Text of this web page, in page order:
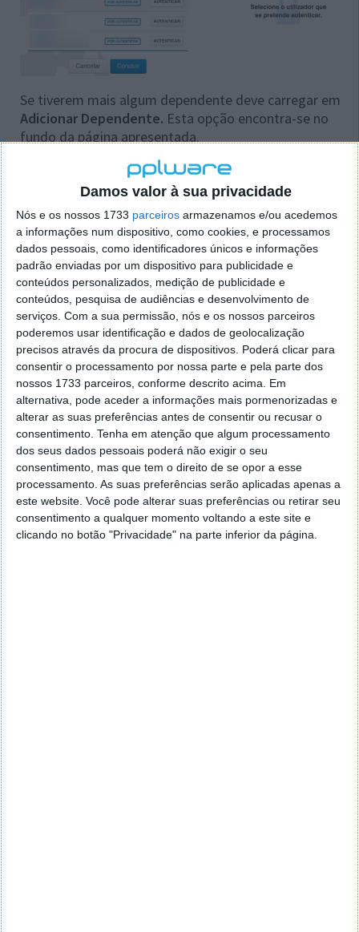
Damos valor à sua privacidade
Nós e os nossos 1733 parceiros armazenamos e/ou acedemos
a informações num dispositivo, como cookies, e processamos
dados pessoais, como identificadores únicos e informações
padrão enviadas por um dispositivo para publicidade e
conteúdos personalizados, medição de publicidade e
conteúdos, pesquisa de audiências e desenvolvimento de
serviços. Com a sua permissão, nós e os nossos parceiros
poderemos usar identificação e dados de geolocalização
precisos através da procura de dispositivos. Poderá clicar para
consentir o processamento por nossa parte e pela parte dos
nossos 1733 parceiros, conforme descrito acima. Em
alternativa, pode aceder a informações mais pormenorizadas e
alterar as suas preferências antes de consentir ou recusar o
consentimento. Tenha em atenção que algum processamento
dos seus dados pessoais poderá não exigir o seu
consentimento, mas que tem o direito de se opor a esse
processamento. As suas preferências serão aplicadas apenas a
este website. Você pode alterar suas preferências ou retirar seu
consentimento a qualquer momento voltando a este site e
clicando no botão "Privacidade" na parte inferior da página.
Se tiverem mais algum dependente deve carregar em
Adicionar Dependente. Esta opção encontra-se no
fundo da página apresentada.
Depois é só carregar emSeguintepara avançarmos
para a informação sobre aHabitação Permanente
do Agregado .